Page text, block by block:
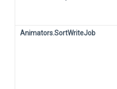
Animators.SortWriteJob